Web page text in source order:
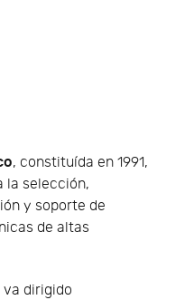
, constituída en 1991,
la selección,
y soporte de
de altas
dirigido